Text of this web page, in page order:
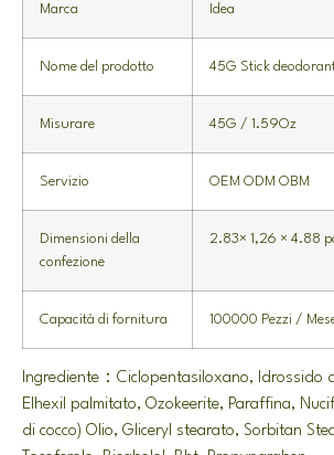
Marca Idea
Nome del prodotto 45G Stick
Misurare 45G / 1.59Oz
Servizio OEM ODM OBM
Dimensioni della
confezione
2.83× 1,26 × 4.88
Capacità di fornitura 100000 Pezzi /
Ingrediente：Ciclopentasiloxano, Idrossido
Elhexil palmitato, Ozokeerite, Paraffina,
di cocco) Olio, Gliceryl stearato, Sorbitan